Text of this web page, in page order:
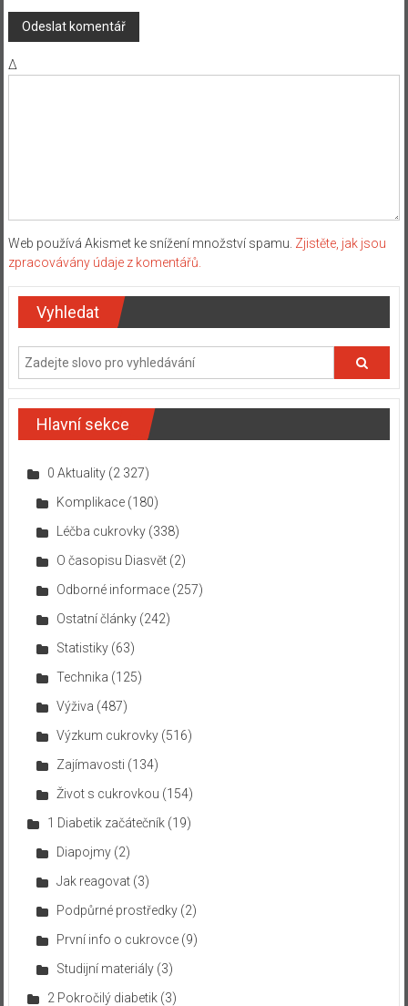
Δ
Web používá Akismet ke snížení množství spamu. Zjistěte, jak jsou
zpracovávány údaje z komentářů.
Vyhledat
Hlavní sekce
0 Aktuality(2 327)
Komplikace(180)
Léčba cukrovky(338)
O časopisu Diasvět(2)
Odborné informace(257)
Ostatní články(242)
Statistiky(63)
Technika (125)
Výživa (487)
Výzkum cukrovky(516)
Zajímavosti (134)
Život s cukrovkou (154)
1 Diabetik začátečník(19)
Diapojmy(2)
Jak reagovat(3)
Podpůrné prostředky(2)
První info o cukrovce(9)
Studijní materiály(3)
2 Pokročilý diabetik(3)